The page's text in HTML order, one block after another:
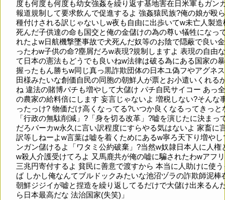
度も何度も何度も幼女強姦を繰り返す基地害在日米軍もガン
報道規制して要求飲んで促進するよ 強姦猿民族?俺の娘が殴
種付けされる訳じゃないしw夜も自由に出歩いてw未亡人製造
死んだ子供達の命も国交と俺の金儲けの為の尊い犠牲になっ
れたよw日航機撃墜事故で犬死んだ奴等のお陰で隠蔽で良い
ったわw子供の命?塵屑だろw表現?規制しますよ 表現の自由
て日本の憲法もどうでも良いねw法律は破る為にある国家の
握ったもん勝ちw同じ真っ黒詐欺団体の日本ユ偽フやアグネ
田様みたいな創価自民の同胞の朝鮮人が票とお小遣いくれる
ね 違法の賭博パチも増やして大儲け パチ自民サイコー あっ
の農家の給料倍にします 妄言じゃないよ 増税しない?そんな
ったっけ? 物価だけ高くなってる?いつか良くなるってきっと
「行政の無駄削減」?「身を切る改革」?嘘を演じたに決まっ
だろバーカw永久に言い訳程度にすらやる気はないよ 家畜に
訳等しねーよw言葉は嘘を着くためにあるw寧ろ天下り増やし
ンガン儲けるよ「ワタミ公約破棄」?当然w奴隷日本人に人権
w殺人介護受けてろよ 又馬鹿共が俺の嘘に騙されたわwアフ
三兆円寄付するよ 貧民に善意で渡すから 本当に人助けに使
ば しかし俺なんてブルドックみたいな池沼ヅラの詐欺師泥棒
朝鮮ジジイが嘘と捏造を繰り返してるだけで大儲け出来るん
ら日本最高だな 法治国家(失笑)」